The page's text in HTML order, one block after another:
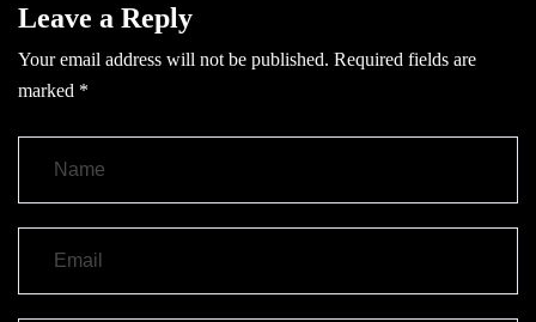
Leave a Reply
Your email address will not be published. Required fields are
marked *